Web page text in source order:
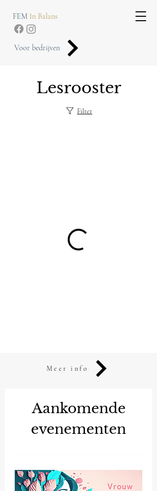
FEM In Balans
Voor bedrijven
Lesrooster
Filter
Meer info
Aankomende
evenementen